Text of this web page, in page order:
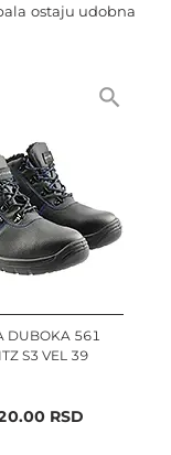
ostaju udobna
za one koji traže
bez žrtvovanja
različite radne
i Podrška
zaštitu i
i najteže uslove
DUBOKA 561
S3 VEL 39
RSD